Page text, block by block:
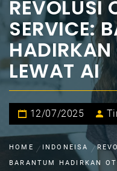
REVOLUSI
SERVICE:
LEWAT AI
12/07/2025
HOME INDONEISA
BARANTUM HADIRKAN